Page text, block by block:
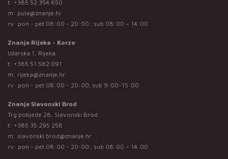
t: +385 52 354 650
m: pula@znanje.hr
rv: pon - pet 08:00 - 20:00 ; sub 08:00 – 14:00
Znanje Rijeka - Korzo
Užarska 1, Rijeka
t: +385 51 582 091
m: rijeka@znanje.hr
rv: pon - pet 08:00 - 20:00; sub 9:00-15:00
Znanje Slavonski Brod
Trg pobjede 28, Slavonski Brod
t: +385 35 295 258
m: slavonski.brod@znanje.hr
rv: pon - pet 08:00 - 20:00 ; sub 08:00 – 14:00